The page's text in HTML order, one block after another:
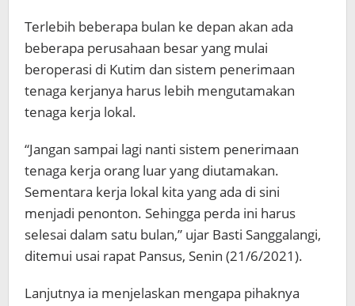
Terlebih beberapa bulan ke depan akan ada
beberapa perusahaan besar yang mulai
beroperasi di Kutim dan sistem penerimaan
tenaga kerjanya harus lebih mengutamakan
tenaga kerja lokal.
“Jangan sampai lagi nanti sistem penerimaan
tenaga kerja orang luar yang diutamakan.
Sementara kerja lokal kita yang ada di sini
menjadi penonton. Sehingga perda ini harus
selesai dalam satu bulan,” ujar Basti Sanggalangi,
ditemui usai rapat Pansus, Senin (21/6/2021).
Lanjutnya ia menjelaskan mengapa pihaknya